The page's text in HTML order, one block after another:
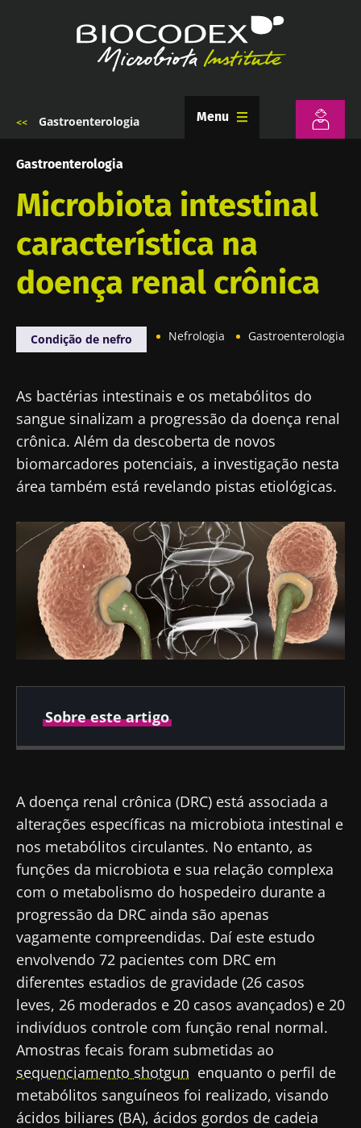
Gastroenterologia Menu
Gastroenterologia
Microbiota intestinal
característica na
doença renal crônica
Condição de nefro Nefrologia Gastroenterologia
As bactérias intestinais e os metabólitos do
sangue sinalizam a progressão da doença renal
crônica. Além da descoberta de novos
biomarcadores potenciais, a investigação nesta
área também está revelando pistas etiológicas.
Sobre este artigo
A doença renal crônica (DRC) está associada a
alterações específicas na microbiota intestinal e
nos metabólitos circulantes. No entanto, as
funções da microbiota e sua relação complexa
com o metabolismo do hospedeiro durante a
progressão da DRC ainda são apenas
vagamente compreendidas. Daí este estudo
envolvendo 72 pacientes com DRC em
diferentes estadios de gravidade (26 casos
leves, 26 moderados e 20 casos avançados) e 20
indivíduos controle com função renal normal.
Amostras fecais foram submetidas ao
sequenciamento shotgun enquanto o perfil de
metabólitos sanguíneos foi realizado, visando
ácidos biliares (BA), ácidos gordos de cadeia